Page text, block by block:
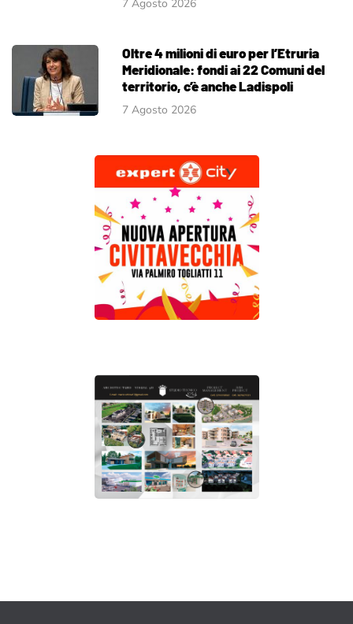
7 Agosto 2026
Oltre 4 milioni di euro per l’Etruria
Meridionale: fondi ai 22 Comuni del
territorio, c’è anche Ladispoli
7 Agosto 2026